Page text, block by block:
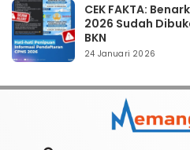
CEK FAKTA:
2026 Sudah
BKN
24 Januari 2026